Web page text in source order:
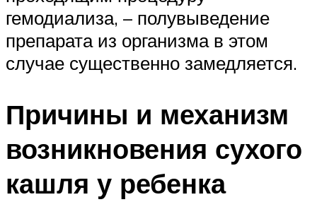
гемодиализа, – полувыведение
препарата из организма в этом
случае существенно замедляется.
Причины и механизм
возникновения сухого
кашля у ребенка